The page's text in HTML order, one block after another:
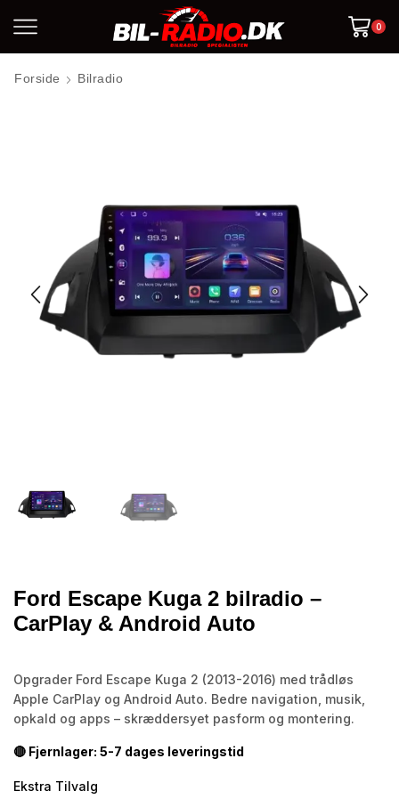
0
Forside Bilradio
Ford Escape Kuga 2 bilradio –
CarPlay & Android Auto
Opgrader Ford Escape Kuga 2 (2013-2016) med trådløs
Apple CarPlay og Android Auto. Bedre navigation, musik,
opkald og apps – skræddersyet pasform og montering.
🔴 Fjernlager: 5-7 dages leveringstid
Ekstra Tilvalg